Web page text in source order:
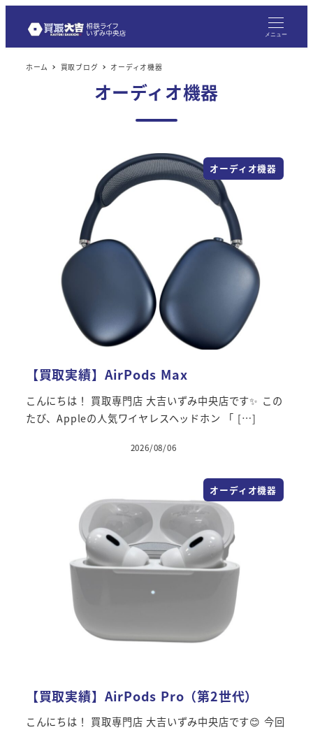
メニュー
ホーム 買取ブログ オーディオ機器
オーディオ機器
オーディオ機器
【買取実績】AirPods Max
こんにちは！ 買取専門店 大吉いずみ中央店です✨ この
たび、Appleの人気ワイヤレスヘッドホン 「 […]
2026/08/06
オーディオ機器
【買取実績】AirPods Pro（第2世代）
こんにちは！ 買取専門店 大吉いずみ中央店です😊 今回